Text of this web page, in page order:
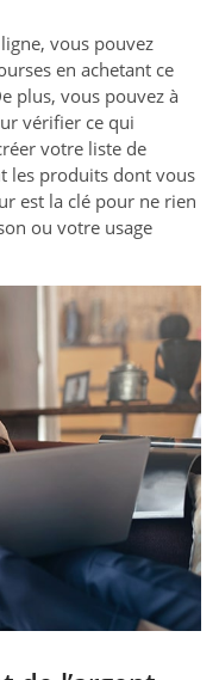
vous pouvez
en achetant ce
plus, vous pouvez à
vérifier ce qui
votre liste de
les produits dont vous
est la clé pour ne rien
ou votre usage